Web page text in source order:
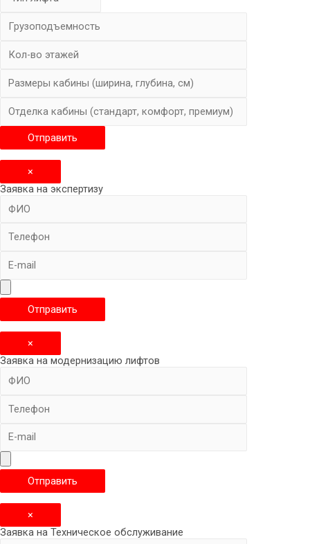
×
Заявка на экспертизу
×
Заявка на модернизацию лифтов
×
Заявка на Техническое обслуживание